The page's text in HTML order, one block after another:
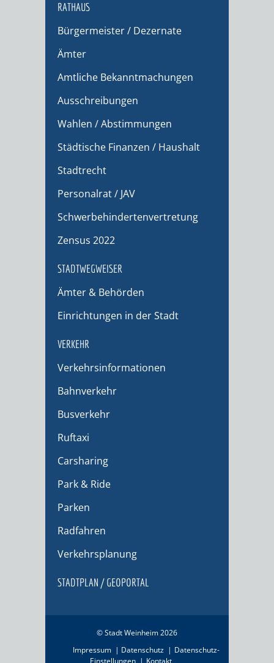
RATHAUS
Bürgermeister / Dezernate
Ämter
Amtliche Bekanntmachungen
Ausschreibungen
Wahlen / Abstimmungen
Städtische Finanzen / Haushalt
Stadtrecht
Personalrat / JAV
Schwerbehindertenvertretung
Zensus 2022
STADTWEGWEISER
Ämter & Behörden
Einrichtungen in der Stadt
VERKEHR
Verkehrsinformationen
Bahnverkehr
Busverkehr
Ruftaxi
Carsharing
Park & Ride
Parken
Radfahren
Verkehrsplanung
STADTPLAN / GEOPORTAL
© Stadt Weinheim 2026
Impressum
Datenschutz
Datenschutz-